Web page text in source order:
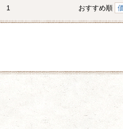
1 おすすめ順